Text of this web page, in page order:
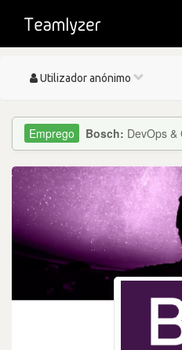
Toggle
Utilizador anónimo
Bosch: DevOps &